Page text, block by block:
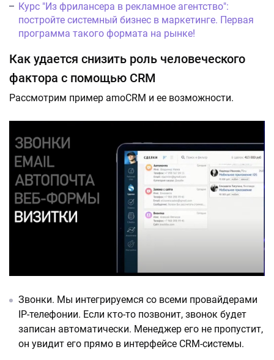
Курс "Из фрилансера в рекламное агентство":
постройте системный бизнес в маркетинге. Первая
программа такого формата на рынке!
Как удается снизить роль человеческого
фактора с помощью CRM
Рассмотрим пример amoCRM и ее возможности.
Звонки. Мы интегрируемся со всеми провайдерами
IP-телефонии. Если кто-то позвонит, звонок будет
записан автоматически. Менеджер его не пропустит,
он увидит его прямо в интерфейсе CRM-системы.